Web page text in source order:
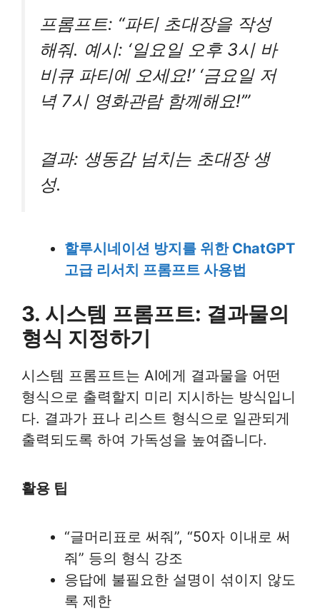
프롬프트: “파티 초대장을 작성
해줘. 예시: ‘일요일 오후 3시 바
비큐 파티에 오세요!’ ‘금요일 저
녁 7시 영화관람 함께해요!’”
결과: 생동감 넘치는 초대장 생
성.
할루시네이션 방지를 위한 ChatGPT
고급 리서치 프롬프트 사용법
3. 시스템 프롬프트: 결과물의
형식 지정하기
시스템 프롬프트는 AI에게 결과물을 어떤
형식으로 출력할지 미리 지시하는 방식입니
다. 결과가 표나 리스트 형식으로 일관되게
출력되도록 하여 가독성을 높여줍니다.
활용 팁
“글머리표로 써줘”, “50자 이내로 써
줘” 등의 형식 강조
응답에 불필요한 설명이 섞이지 않도
록 제한